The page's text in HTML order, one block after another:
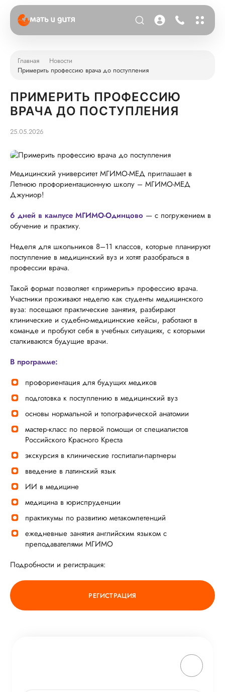
Главная
Новости
Примерить профессию врача до поступления
ПРИМЕРИТЬ ПРОФЕССИЮ
ВРАЧА ДО ПОСТУПЛЕНИЯ
25.05.2026
Медицинский университет МГИМО-МЕД приглашает в
Летнюю профориентационную школу – МГИМО-МЕД
Джуниор!
6 дней в кампусе МГИМО-Одинцово — с погружением в
обучение и практику.
Неделя для школьников 8–11 классов, которые планируют
поступление в медицинский вуз и хотят разобраться в
профессии врача.
Такой формат позволяет «примерить» профессию врача.
Участники проживают неделю как студенты медицинского
вуза: посещают практические занятия, разбирают
клинические и судебно-медицинские кейсы, работают в
команде и пробуют себя в учебных ситуациях, с которыми
сталкиваются будущие врачи.
В программе:
профориентация для будущих медиков
подготовка к поступлению в медицинский вуз
основы нормальной и топографической анатомии
мастер-класс по первой помощи от специалистов
Российского Красного Креста
экскурсия в клинические госпитали-партнеры
введение в латинский язык
ИИ в медицине
медицина в юриспруденции
практикумы по развитию метакомпетенций
ежедневные занятия английским языком с
преподавателями МГИМО
Подробности и регистрация:
РЕГИСТРАЦИЯ